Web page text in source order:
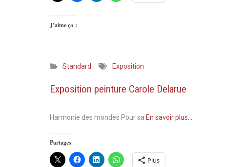
J’aime ça :
Standard Exposition
Exposition peinture Carole Delarue
Harmonie des mondes Pour sa En savoir plus…
Partages
Plus